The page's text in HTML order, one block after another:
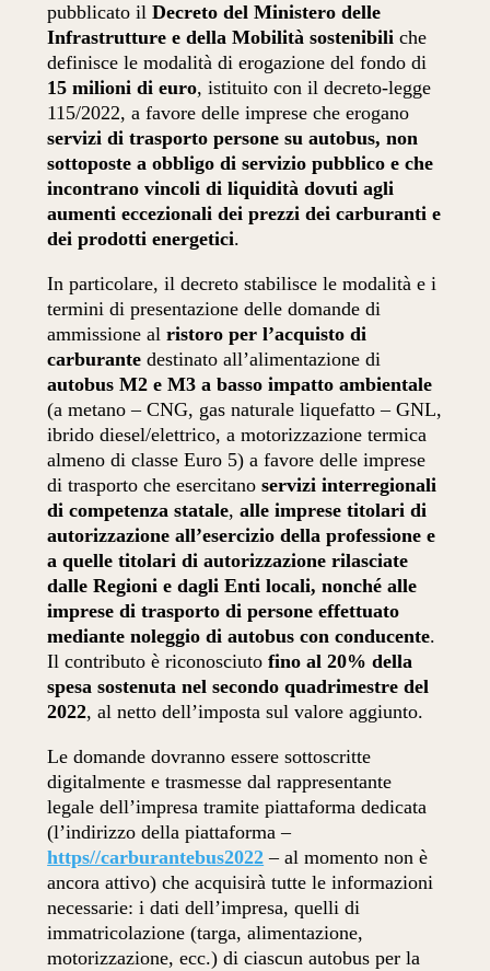
pubblicato ilDecreto del Ministero delle
Infrastrutture e della Mobilità sostenibili che
definisce le modalità di erogazione del fondo di
15 milioni di euro, istituito con il decreto-legge
115/2022, a favore delle imprese che erogano
servizi di trasporto persone su autobus, non
sottoposte a obbligo di servizio pubblico e che
incontrano vincoli di liquidità dovuti agli
aumenti eccezionali dei prezzi dei carburanti e
dei prodotti energetici.
In particolare, il decreto stabilisce le modalità e i
termini di presentazione delle domande di
ammissione alristoro per l’acquisto di
carburante destinato all’alimentazione di
autobus M2 e M3 a basso impatto ambientale
(a metano – CNG, gas naturale liquefatto – GNL,
ibrido diesel/elettrico, a motorizzazione termica
almeno di classe Euro 5) a favore delle imprese
di trasporto che esercitanoservizi interregionali
di competenza statale,alle imprese titolari di
autorizzazione all’esercizio della professione e
a quelle titolari di autorizzazione rilasciate
dalle Regioni e dagli Enti locali, nonché alle
imprese di trasporto di persone effettuato
mediante noleggio di autobus con conducente.
Il contributo è riconosciutofino al 20% della
spesa sostenuta nel secondo quadrimestre del
2022, al netto dell’imposta sul valore aggiunto.
Le domande dovranno essere sottoscritte
digitalmente e trasmesse dal rappresentante
legale dell’impresa tramite piattaforma dedicata
(l’indirizzo della piattaforma –
https//carburantebus2022 – al momento non è
ancora attivo) che acquisirà tutte le informazioni
necessarie: i dati dell’impresa, quelli di
immatricolazione (targa, alimentazione,
motorizzazione, ecc.) di ciascun autobus per la